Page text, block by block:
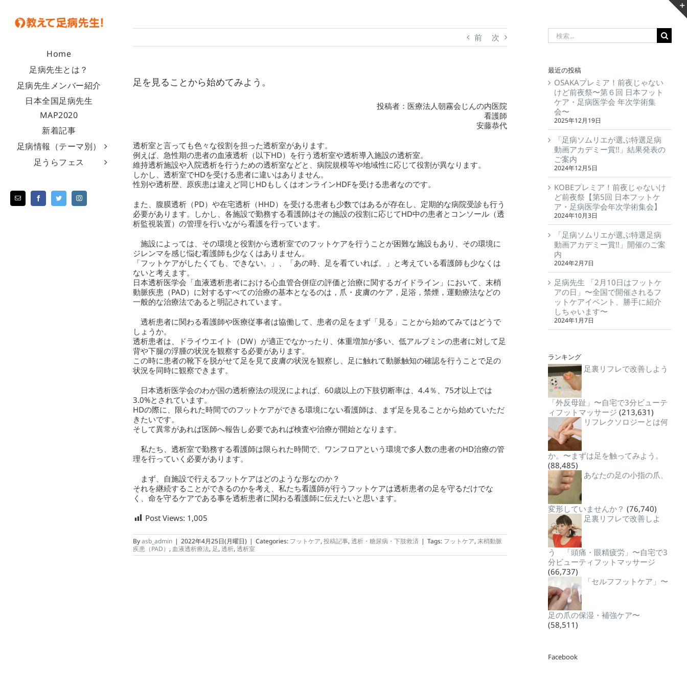
Home
足病先生とは？
足病先生メンバー紹介
日本全国足病先生
MAP2020
新着記事
足病情報（テーマ別）
足うらフェス
前 次
足を見ることから始めてみよう。
投稿者：医療法人朝霧会じんの内医院
看護師
安藤恭代
透析室と言っても色々な役割を担った透析室があります。
例えば、急性期の患者の血液透析（以下HD）を行う透析室や透析導入施設の透析室。
維持透析施設や入院透析を行うための透析室などと、病院規模等や地域性に応じて役割が異なります。
しかし、透析室でHDを受ける患者に違いはありません。
性別や透析歴、原疾患は違えど同じHDもしくはオンラインHDFを受ける患者なのです。
また、腹膜透析（PD）や在宅透析（HHD）を受ける患者も少数ではあるが存在し、定期的な病院受診も行う
必要があります。しかし、各施設で勤務する看護師はその施設の役割に応じてHD中の患者とコンソール（透
析監視装置）の管理を行いながら看護を行っています。
施設によっては、その環境と役割から透析室でのフットケアを行うことが困難な施設もあり、その環境に
ジレンマを感じ悩む看護師も少なくはありません。
「フットケアがしたくても、できない。」、「あの時、足を看ていれば。」と考えている看護師も少なくは
ないと考えます。
日本透析医学会「血液透析患者における心血管合併症の評価と治療に関するガイドライン」において、末梢
動脈疾患（PAD）に対するすべての治療の基本となるのは，爪・皮膚のケア，足浴，禁煙，運動療法などの
一般的な治療法であると明記されています。
透析患者に関わる看護師や医療従事者は協働して、患者の足をまず「見る」ことから始めてみてはどうで
しょうか。
透析患者は、ドライウエイト（DW）が適正でなかったり、体重増加が多い、低アルブミンの患者に対して足
背や下腿の浮腫の状況を観察する必要があります。
この時に患者の靴下を脱がせて足を見て皮膚の状況を観察し、足に触れて動脈触知の確認を行うことで足の
状況を同時に観察できます。
日本透析医学会のわが国の透析療法の現況によれば、60歳以上の下肢切断率は、4.4％、75才以上では
3.0%とされています。
HDの際に、限られた時間でのフットケアができる環境にない看護師は、まず足を見ることから始めていただ
きたいです。
そして異常があれば医師へ報告し必要であれば検査や治療が開始となります。
私たち、透析室で勤務する看護師は限られた時間で、ワンフロアという環境で多人数の患者のHD治療の管
理を行っていく必要があります。
まず、自施設で行えるフットケアはどのような形なのか？
それを継続することができるのかを考え、私たち看護師が行うフットケアは透析患者の足を守るだけでな
く、命を守るケアである事を透析患者に関わる看護師に伝えたいと思います。
Post Views: 1,005
Byasb_admin | 2022年4月25日(月曜日) | Categories: フットケア, 投稿記事, 透析・糖尿病・下肢救済 | Tags: フットケア, 末梢動脈
疾患（PAD） , 血液透析療法, 足, 透析, 透析室
最近の投稿
OSAKAプレミア！前夜じゃない
けど前夜祭〜第６回 日本フット
ケア・足病医学会 年次学術集
会〜
2025年12月19日
「足病ソムリエが選ぶ特選足病
動画アカデミー賞!!」結果発表の
ご案内
2024年12月5日
KOBEプレミア！前夜じゃないけ
ど前夜祭【第5回 日本フットケ
ア・足病医学会年次学術集会】
2024年10月3日
「足病ソムリエが選ぶ特選足病
動画アカデミー賞!!」開催のご案
内
2024年2月7日
足病先生 「2月10日はフットケ
アの日」〜全国で開催されるフ
ットケアイベント、勝手に紹介
しちゃいます〜
2024年1月7日
ランキング
足裏リフレで改善しよう
「外反母趾」〜自宅で3分ビューテ
ィフットマッサージ (213,631)
リフレクソロジーとは何
か。〜まずは足を触ってみよう。
(88,485)
あなたの足の小指の爪、
変形していませんか？ (76,740)
足裏リフレで改善しよ
う 「頭痛・眼精疲労」〜自宅で3
分ビューティフットマッサージ
(66,737)
「セルフフットケア」〜
足の爪の保湿・補強ケア〜
(58,511)
Facebook